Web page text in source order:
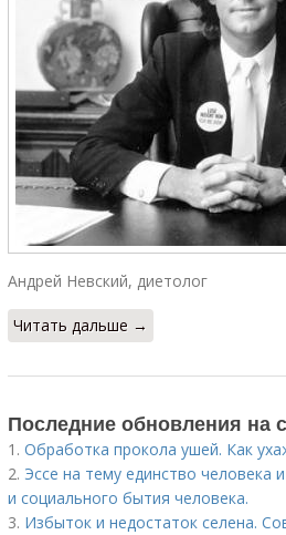
Андрей Невский, диетолог
Читать дальше →
Последние обновления на
1. Обработка прокола ушей. Как
2. Эссе на тему единство человека
и социального бытия человека.
3. Избыток и недостаток селена.